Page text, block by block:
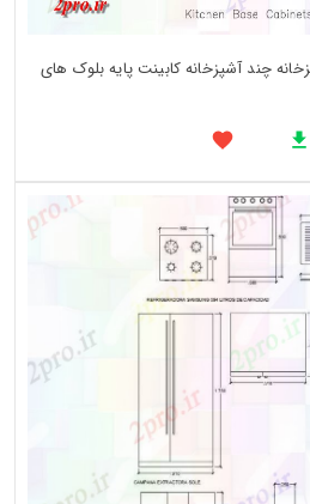
چند آشپزخانه کابینت پایه بلوک های